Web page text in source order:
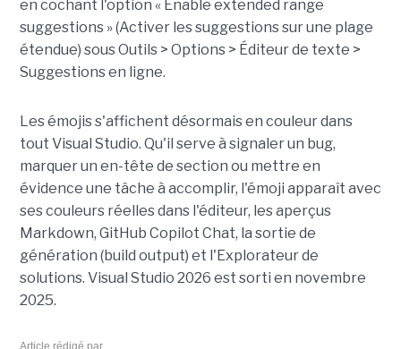
en cochant l'option « Enable extended range
suggestions » (Activer les suggestions sur une plage
étendue) sous Outils > Options > Éditeur de texte >
Suggestions en ligne.
Les émojis s'affichent désormais en couleur dans
tout Visual Studio. Qu'il serve à signaler un bug,
marquer un en-tête de section ou mettre en
évidence une tâche à accomplir, l'émoji apparaît avec
ses couleurs réelles dans l'éditeur, les aperçus
Markdown, GitHub Copilot Chat, la sortie de
génération (build output) et l'Explorateur de
solutions. Visual Studio 2026 est sorti en novembre
2025.
Article rédigé par